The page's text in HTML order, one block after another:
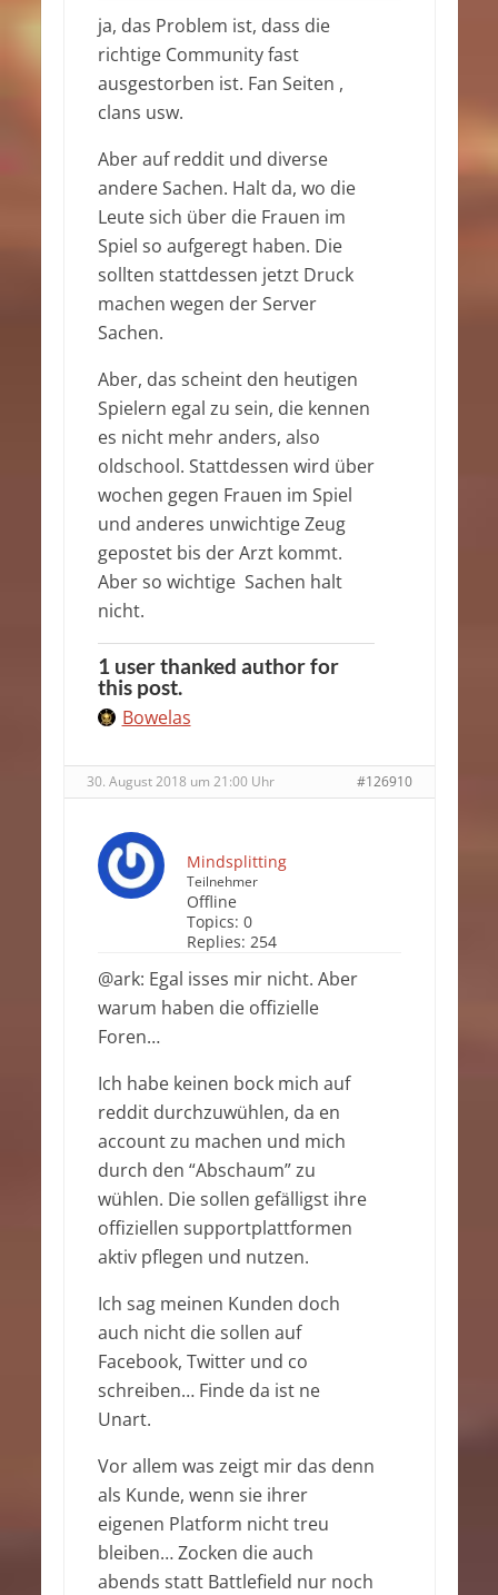
ja, das Problem ist, dass die
richtige Community fast
ausgestorben ist. Fan Seiten ,
clans usw.
Aber auf reddit und diverse
andere Sachen. Halt da, wo die
Leute sich über die Frauen im
Spiel so aufgeregt haben. Die
sollten stattdessen jetzt Druck
machen wegen der Server
Sachen.
Aber, das scheint den heutigen
Spielern egal zu sein, die kennen
es nicht mehr anders, also
oldschool. Stattdessen wird über
wochen gegen Frauen im Spiel
und anderes unwichtige Zeug
gepostet bis der Arzt kommt.
Aber so wichtige Sachen halt
nicht.
1 user thanked author for
this post.
Bowelas
30. August 2018 um 21:00 Uhr #126910
Mindsplitting
Teilnehmer
Offline
Topics: 0
Replies: 254
@ark: Egal isses mir nicht. Aber
warum haben die offizielle
Foren…
Ich habe keinen bock mich auf
reddit durchzuwühlen, da en
account zu machen und mich
durch den “Abschaum” zu
wühlen. Die sollen gefälligst ihre
offiziellen supportplattformen
aktiv pflegen und nutzen.
Ich sag meinen Kunden doch
auch nicht die sollen auf
Facebook, Twitter und co
schreiben… Finde da ist ne
Unart.
Vor allem was zeigt mir das denn
als Kunde, wenn sie ihrer
eigenen Platform nicht treu
bleiben… Zocken die auch
abends statt Battlefield nur noch